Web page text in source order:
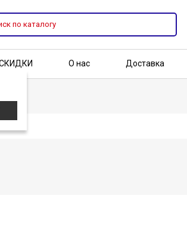
О нас Доставка